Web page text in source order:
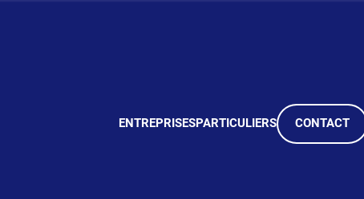
ENTREPRISESPARTICULIERS CONTACT